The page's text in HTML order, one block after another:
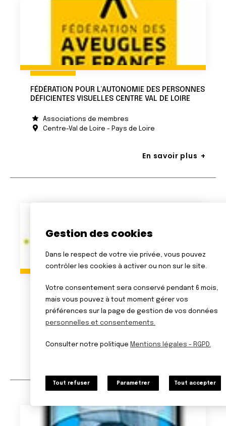
FÉDÉRATION POUR L’AUTONOMIE DES PERSONNES
DÉFICIENTES VISUELLES CENTRE VAL DE LOIRE
Associations de membres
Centre-Val de Loire - Pays de Loire
En savoir plus
Associations de membres
Services et établissements
Gestion des cookies
Dans le respect de votre vie privée, vous pouvez
contrôler les cookies à activer ou non sur le site.
Votre consentement sera conservé pendant 6 mois,
mais vous pouvez à tout moment gérer vos
préférences sur la page de gestion de vos données
personnelles et consentements.
Consulter notre politique Mentions légales - RGPD.
Tout refuser Paramétrer Tout accepter